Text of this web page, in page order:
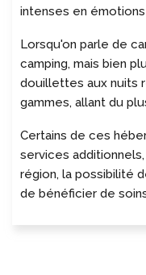
intenses en
Lorsqu'on parle de
camping, mais bien
douillettes aux nuits
gammes, allant du
Certains de ces
services
région, la possibilité
de bénéficier de